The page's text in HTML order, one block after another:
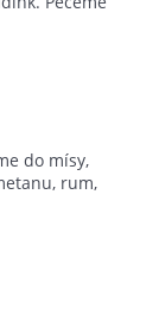
do mísy,
rum,